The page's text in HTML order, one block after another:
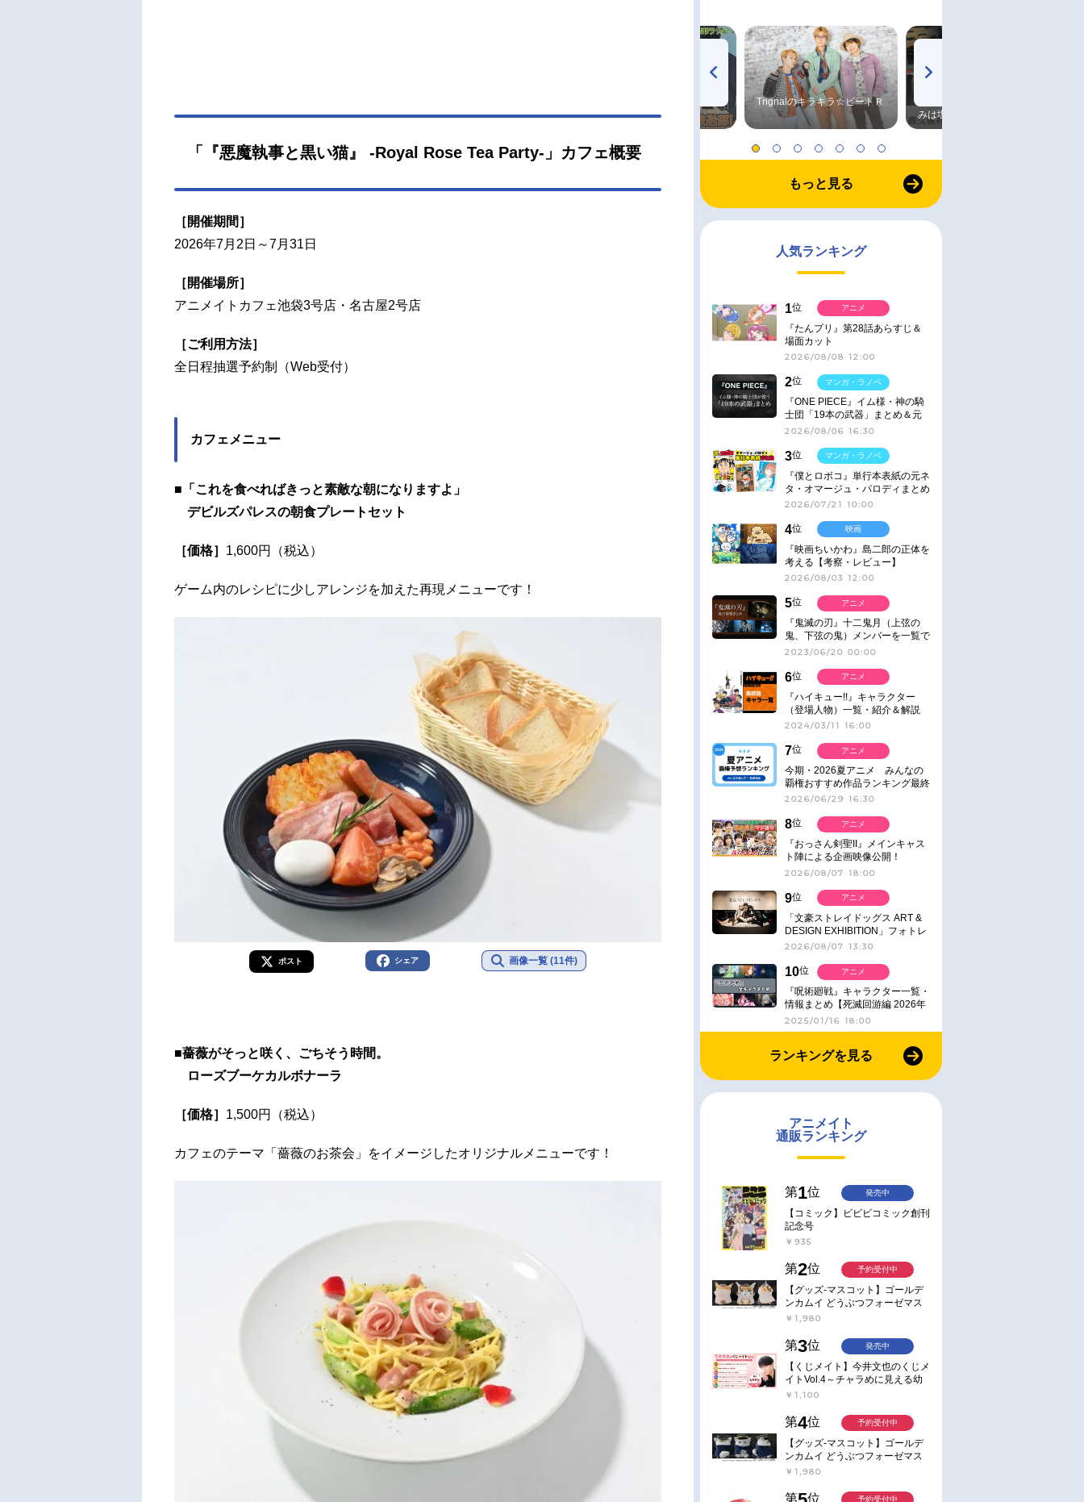
『悪魔執事と黒い猫』公式X（Twitter） 「悪魔執事と
黒い猫」のグッズを探す
「『悪魔執事と黒い猫』 -Royal Rose Tea Party-」カフェ概要
［開催期間］
2026年7月2日～7月31日
［開催場所］
アニメイトカフェ池袋3号店・名古屋2号店
［ご利用方法］
全日程抽選予約制（Web受付）
カフェメニュー
■「これを食べればきっと素敵な朝になりますよ」
デビルズパレスの朝食プレートセット
［価格］ 1,600円（税込）
ゲーム内のレシピに少しアレンジを加えた再現メニューです！
ポスト シェア 画像一覧 (11件)
■薔薇がそっと咲く、ごちそう時間。
ローズブーケカルボナーラ
［価格］ 1,500円（税込）
カフェのテーマ「薔薇のお茶会」をイメージしたオリジナルメニューです！
radio 大直会 2nd season
Trignalのキラキラ☆ビートＲ
みは塩だけ
もっと見る
人気ランキング
1位
『たんプリ』第28話あらすじ＆
場面カット
2026/08/08 12:00
アニメ
2位
『ONE PIECE』イム様・神の騎
士団「19本の武器」まとめ＆元
ネタ
2026/08/06 16:30
マンガ・ラノベ
3位
『僕とロボコ』単行本表紙の元ネ
タ・オマージュ・パロディまとめ
2026/07/21 10:00
マンガ・ラノベ
4位
『映画ちいかわ』島二郎の正体を
考える【考察・レビュー】
2026/08/03 12:00
映画
5位
『鬼滅の刃』十二鬼月（上弦の
鬼、下弦の鬼）メンバーを一覧で
紹介＆解説（登場鬼の情報まと
2023/06/20 00:00
アニメ
6位
『ハイキュー!!』キャラクター
（登場人物）一覧・紹介＆解説
2024/03/11 16:00
アニメ
7位
今期・2026夏アニメ みんなの
覇権おすすめ作品ランキング最終
結果発表！
2026/06/29 16:30
アニメ
8位
『おっさん剣聖II』メインキャス
ト陣による企画映像公開！
2026/08/07 18:00
アニメ
9位
「文豪ストレイドッグス ART &
DESIGN EXHIBITION」フォトレ
ポート
2026/08/07 13:30
アニメ
10位
『呪術廻戦』キャラクター一覧・
情報まとめ【死滅回游編 2026年
1月放送】
2025/01/16 18:00
アニメ
ランキングを見る
アニメイト
通販ランキング
第1位
【コミック】ビビビコミック創刊
記念号
￥935
発売中
第2位
【グッズ-マスコット】ゴールデ
ンカムイ どうぶつフォーゼマス
コット 4.尾形百之助【再販】
￥1,980
予約受付中
第3位
【くじメイト】今井文也のくじメ
イトVol.4～チャラめに見える幼
馴染、実は一途で独占欲が強いん
￥1,100
発売中
第4位
【グッズ-マスコット】ゴールデ
ンカムイ どうぶつフォーゼマス
コット 5.月島軍曹【再販】
￥1,980
予約受付中
第 位 予約受付中